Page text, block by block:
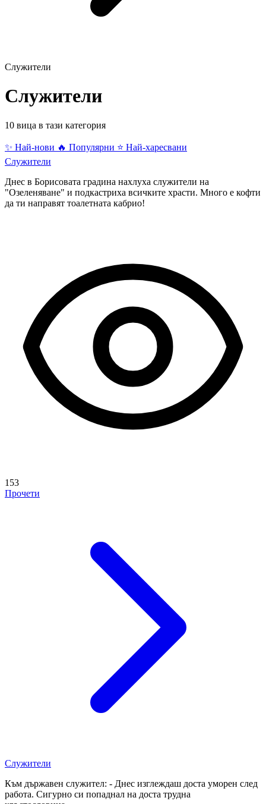
Служители
Служители
10 вица в тази категория
✨ Най-нови 🔥 Популярни ⭐ Най-харесвани
Служители
Днес в Борисовата градина нахлуха служители на
"Озеленяване" и подкастриха всичките храсти. Много е кофти
да ти направят тоалетната кабрио!
153
Прочети
Служители
Към държавен служител: - Днес изглеждаш доста уморен след
работа. Сигурно си попаднал на доста трудна